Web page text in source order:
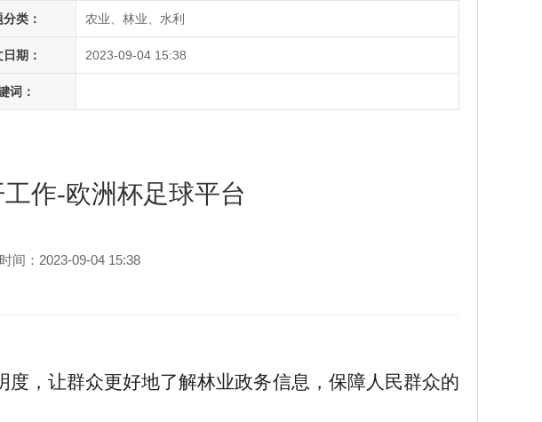
类： 农业、林业、水利
期： 2023-09-04 15:38
词：
作-欧洲杯足球平台
间：2023-09-04 15:38
，让群众更好地了解林业政务信息，保障人民群众的